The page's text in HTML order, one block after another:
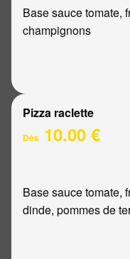
Base sauce tomate,
champignons
Pizza raclette
Dès 10.00 €
Base sauce tomate,
dinde, pommes de